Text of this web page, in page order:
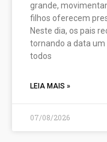
grande,
filhos oferecem
Neste dia, os pais
tornando a data
todos
LEIA MAIS »
07/08/2026